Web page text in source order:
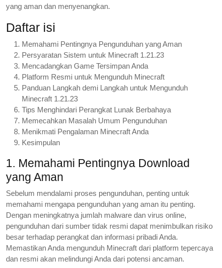
yang aman dan menyenangkan.
Daftar isi
Memahami Pentingnya Pengunduhan yang Aman
Persyaratan Sistem untuk Minecraft 1.21.23
Mencadangkan Game Tersimpan Anda
Platform Resmi untuk Mengunduh Minecraft
Panduan Langkah demi Langkah untuk Mengunduh
Minecraft 1.21.23
Tips Menghindari Perangkat Lunak Berbahaya
Memecahkan Masalah Umum Pengunduhan
Menikmati Pengalaman Minecraft Anda
Kesimpulan
1. Memahami Pentingnya Download
yang Aman
Sebelum mendalami proses pengunduhan, penting untuk
memahami mengapa pengunduhan yang aman itu penting.
Dengan meningkatnya jumlah malware dan virus online,
pengunduhan dari sumber tidak resmi dapat menimbulkan risiko
besar terhadap perangkat dan informasi pribadi Anda.
Memastikan Anda mengunduh Minecraft dari platform tepercaya
dan resmi akan melindungi Anda dari potensi ancaman.